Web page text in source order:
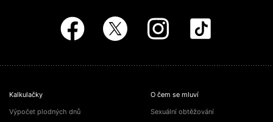
Kalkulačky
Výpočet plodných dnů
O čem se mluví
Sexuální obtěžování